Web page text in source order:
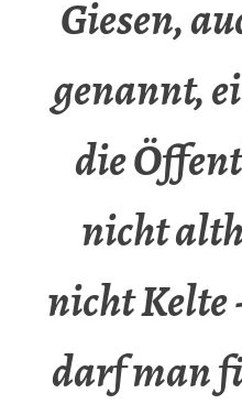
Giesen,
genannt,
die
nicht
nicht Kelte
darf man